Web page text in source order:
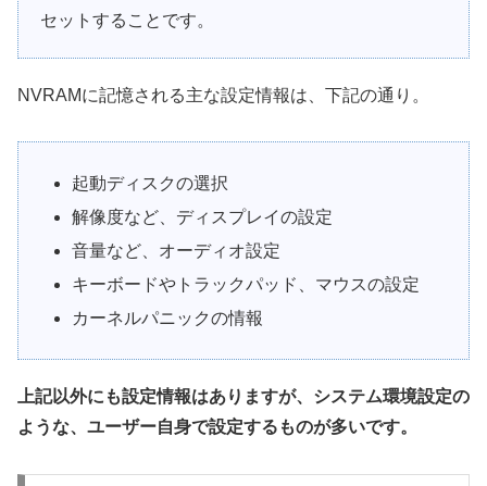
セットすることです。
NVRAMに記憶される主な設定情報は、下記の通り。
起動ディスクの選択
解像度など、ディスプレイの設定
音量など、オーディオ設定
キーボードやトラックパッド、マウスの設定
カーネルパニックの情報
上記以外にも設定情報はありますが、システム環境設定の
ような、ユーザー自身で設定するものが多いです。